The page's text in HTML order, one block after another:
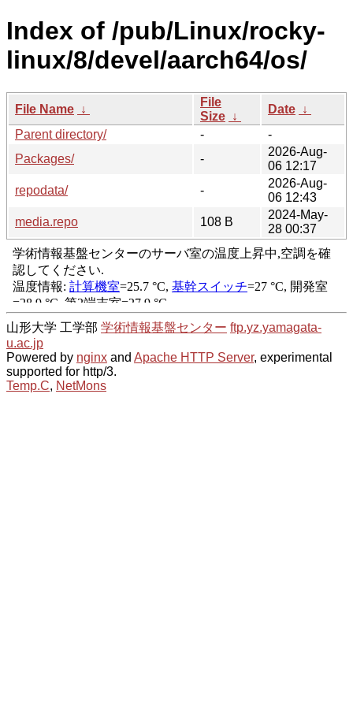
Index of /pub/Linux/rocky-
linux/8/devel/aarch64/os/
File Name ↓
File
Size ↓
Date ↓
Parent directory/
-
-
Packages/
-
2026-Aug-
06 12:17
repodata/
-
2026-Aug-
06 12:43
media.repo
108 B
2024-May-
28 00:37
山形大学 工学部 学術情報基盤センター ftp.yz.yamagata-
u.ac.jp
Powered by nginx and Apache HTTP Server, experimental
supported for http/3.
Temp.C, NetMons